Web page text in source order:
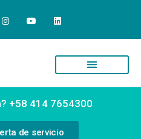
+58 414 7654300
de servicio